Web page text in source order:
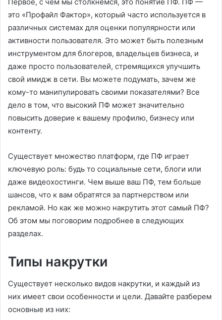
это «Профайл Фактор», который часто используется в
различных системах для оценки популярности или
активности пользователя. Это может быть полезным
инструментом для блогеров, владельцев бизнеса, и
даже просто пользователей, стремящихся улучшить
свой имидж в сети. Вы можете подумать, зачем же
кому-то манипулировать своими показателями? Все
дело в том, что высокий ПФ может значительно
повысить доверие к вашему профилю, бизнесу или
контенту.
Существует множество платформ, где ПФ играет
ключевую роль: будь то социальные сети, блоги или
даже видеохостинги. Чем выше ваш ПФ, тем больше
шансов, что к вам обратятся за партнерством или
рекламой. Но как же можно накрутить этот самый ПФ?
Об этом мы поговорим подробнее в следующих
разделах.
Типы накрутки
Существует несколько видов накрутки, и каждый из
них имеет свои особенности и цели. Давайте разберем
основные из них: